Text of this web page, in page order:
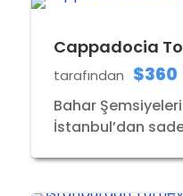
Cappadocia
tarafından $360
Bahar
İstanbul’dan